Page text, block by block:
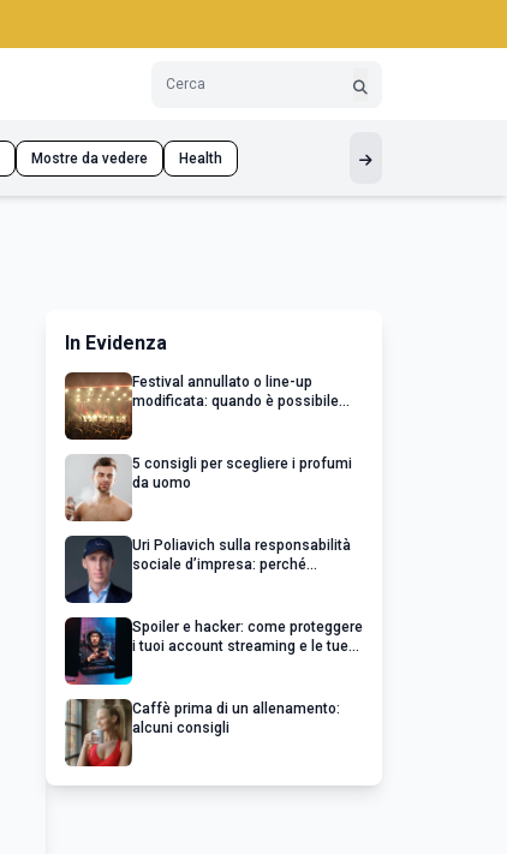
Mostre da vedere Health
In Evidenza
Festival annullato o line-up
modificata: quando è possibile
5 consigli per scegliere i profumi
da uomo
Uri Poliavich sulla responsabilità
sociale d’impresa: perché
Spoiler e hacker: come proteggere
i tuoi account streaming e le tue
Caffè prima di un allenamento:
alcuni consigli